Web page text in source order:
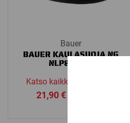
Bauer
BAUER KAULASUOJA NG
NLP8 CORE
Katso kaikki vaihtoehdot
21,90€